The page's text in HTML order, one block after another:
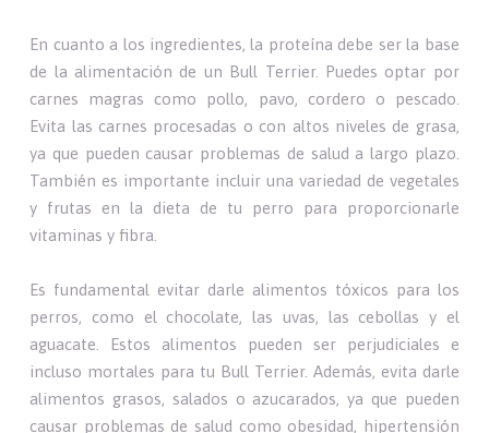
En cuanto a los ingredientes, la proteína debe ser la base
de la alimentación de un Bull Terrier. Puedes optar por
carnes magras como pollo, pavo, cordero o pescado.
Evita las carnes procesadas o con altos niveles de grasa,
ya que pueden causar problemas de salud a largo plazo.
También es importante incluir una variedad de vegetales
y frutas en la dieta de tu perro para proporcionarle
vitaminas y fibra.
Es fundamental evitar darle alimentos tóxicos para los
perros, como el chocolate, las uvas, las cebollas y el
aguacate. Estos alimentos pueden ser perjudiciales e
incluso mortales para tu Bull Terrier. Además, evita darle
alimentos grasos, salados o azucarados, ya que pueden
causar problemas de salud como obesidad, hipertensión